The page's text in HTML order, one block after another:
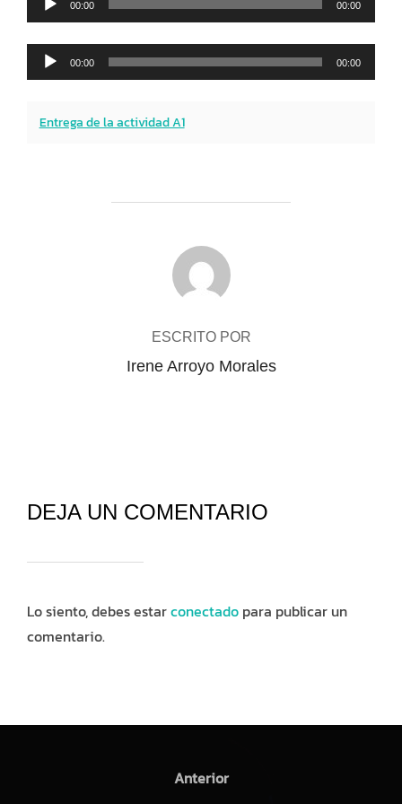
de
audio
00:00 00:00
Reproductor
de
00:00 00:00
Entrega de la actividad A1
AUTOR DE LA PUBLICACIÓN
ESCRITO POR
Irene Arroyo Morales
DEJA UN COMENTARIO
Lo siento, debes estarconectado para publicar un
comentario.
Anterior
Anterior